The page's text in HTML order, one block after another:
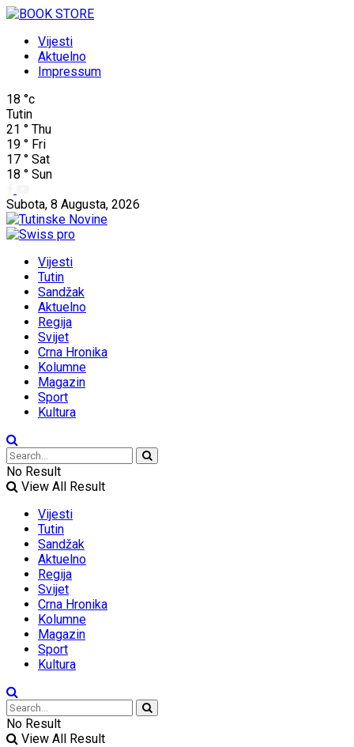
Vijesti
Aktuelno
Impressum
18 °c
Tutin
21 ° Thu
19 ° Fri
17 ° Sat
18 ° Sun
Subota, 8 Augusta, 2026
Vijesti
Tutin
Sandžak
Aktuelno
Regija
Svijet
Crna Hronika
Kolumne
Magazin
Sport
Kultura
No Result
View All Result
Vijesti
Tutin
Sandžak
Aktuelno
Regija
Svijet
Crna Hronika
Kolumne
Magazin
Sport
Kultura
No Result
View All Result